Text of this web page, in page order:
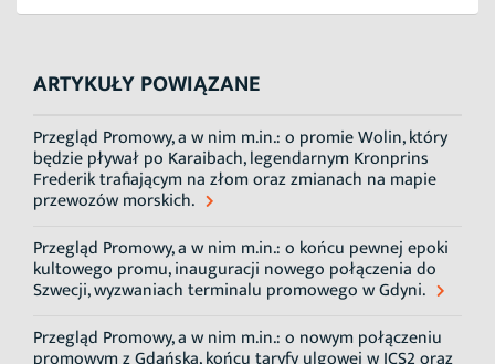
ARTYKUŁY POWIĄZANE
Przegląd Promowy, a w nim m.in.: o promie Wolin, który
będzie pływał po Karaibach, legendarnym Kronprins
Frederik trafiającym na złom oraz zmianach na mapie
przewozów morskich.
Przegląd Promowy, a w nim m.in.: o końcu pewnej epoki
kultowego promu, inauguracji nowego połączenia do
Szwecji, wyzwaniach terminalu promowego w Gdyni.
Przegląd Promowy, a w nim m.in.: o nowym połączeniu